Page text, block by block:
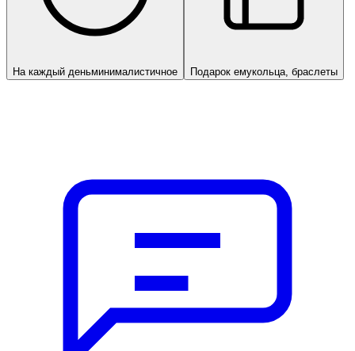
На каждый деньминималистичное Подарок емукольца, браслеты